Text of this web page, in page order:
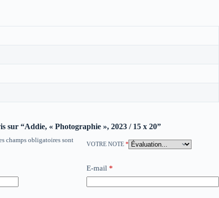
sur “Addie, « Photographie », 2023 / 15 x 20”
champs obligatoires sont
VOTRE NOTE *
E-mail *